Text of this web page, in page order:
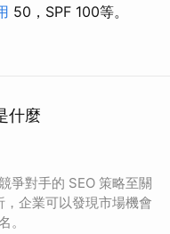
50，SPF 100等。
什麼
爭對手的 SEO 策略至關
企業可以發現市場機會
。